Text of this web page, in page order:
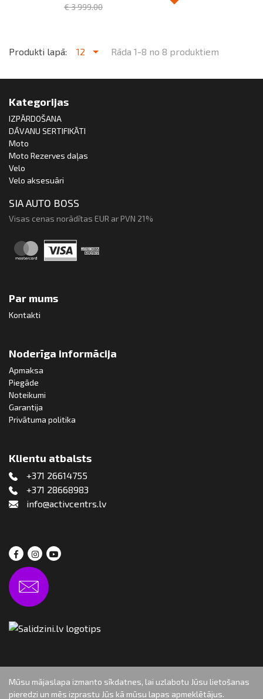
€3 999.00
Produkti lapā: 12 Rāda 1-8 no 8 produktiem
Kategorijas
IZPĀRDOŠANA
DĀVANU SERTIFIKĀTI
Moto
Moto Rezerves daļas
Velo
Velo aksesuāri
SIA AUTO BOSS
Visas cenas norādītas EUR ar PVN 21%
Par mums
Kontakti
Noderīga informācija
Apmaksa
Piegāde
Noteikumi
Garantija
Privātuma politika
Klientu atbalsts
+371 26614755
+371 28668983
info@activcentrs.lv
Mūsu mājaslapa izmanto sīkdatnes, lai uzlabotu Jūsu lietošanas
pieredzi un mēs izprastu Jūs kā mūsu lapas apmeklētājus.